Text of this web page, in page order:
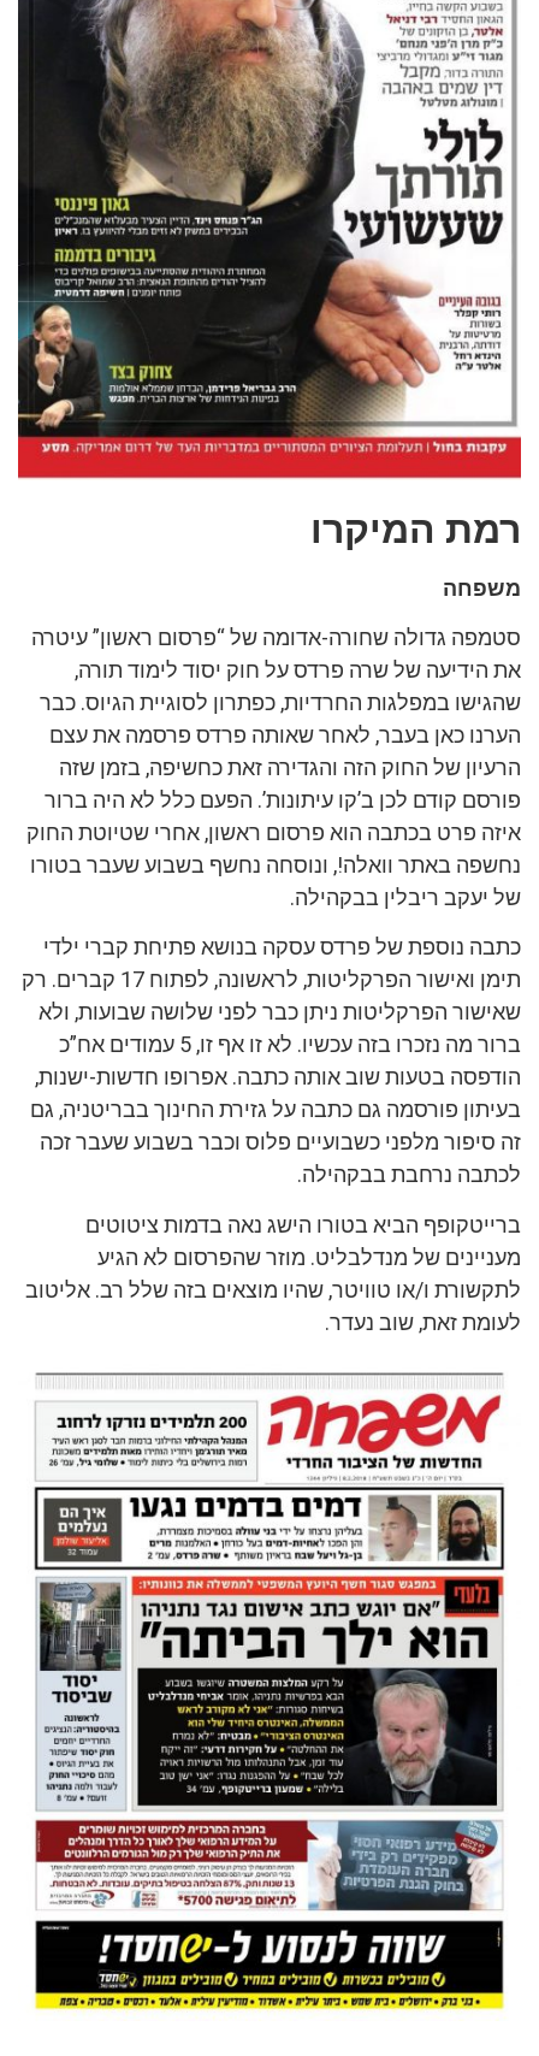
רמת המיקרו
משפחה
סטמפה גדולה שחורה-אדומה של “פרסום ראשון” עיטרה
את הידיעה של שרה פרדס על חוק יסוד לימוד תורה,
שהגישו במפלגות החרדיות, כפתרון לסוגיית הגיוס. כבר
הערנו כאן בעבר, לאחר שאותה פרדס פרסמה את עצם
הרעיון של החוק הזה והגדירה זאת כחשיפה, בזמן שזה
פורסם קודם לכן ב’קו עיתונות’. הפעם כלל לא היה ברור
איזה פרט בכתבה הוא פרסום ראשון, אחרי שטיוטת החוק
נחשפה באתר וואלה!, ונוסחה נחשף בשבוע שעבר בטורו
של יעקב ריבלין בבקהילה.
כתבה נוספת של פרדס עסקה בנושא פתיחת קברי ילדי
תימן ואישור הפרקליטות, לראשונה, לפתוח 17 קברים. רק
שאישור הפרקליטות ניתן כבר לפני שלושה שבועות, ולא
ברור מה נזכרו בזה עכשיו. לא זו אף זו, 5 עמודים אח”כ
הודפסה בטעות שוב אותה כתבה. אפרופו חדשות-ישנות,
בעיתון פורסמה גם כתבה על גזירת החינוך בבריטניה, גם
זה סיפור מלפני כשבועיים פלוס וכבר בשבוע שעבר זכה
לכתבה נרחבת בבקהילה.
ברייטקופף הביא בטורו הישג נאה בדמות ציטוטים
מעניינים של מנדלבליט. מוזר שהפרסום לא הגיע
לתקשורת ו/או טוויטר, שהיו מוצאים בזה שלל רב. אליטוב
לעומת זאת, שוב נעדר.